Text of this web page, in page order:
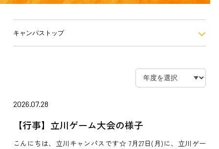
キャンパストップ
2026.07.28
【行事】立川ゲーム大会の様子
こんにちは、立川キャンパスです☆ 7月27日(月)に、立川ゲー